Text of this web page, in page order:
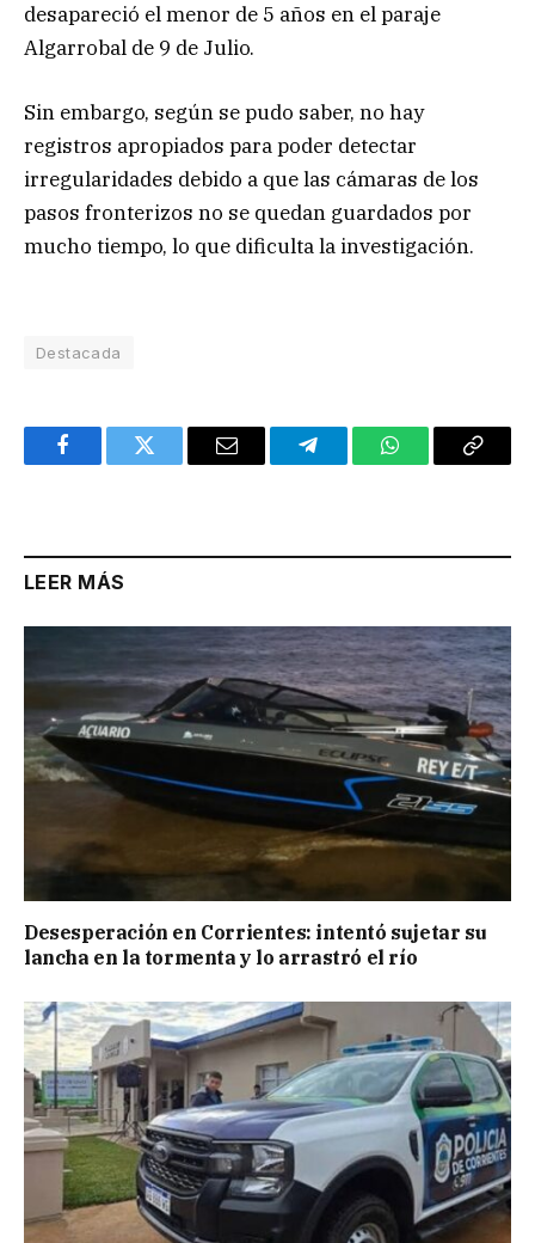
desapareció el menor de 5 años en el paraje
Algarrobal de 9 de Julio.
Sin embargo, según se pudo saber, no hay
registros apropiados para poder detectar
irregularidades debido a que las cámaras de los
pasos fronterizos no se quedan guardados por
mucho tiempo, lo que dificulta la investigación.
Destacada
FacebookTwitter Email TelegramWhatsAppCopy
LEER MÁS
Desesperación en Corrientes: intentó sujetar su
lancha en la tormenta y lo arrastró el río